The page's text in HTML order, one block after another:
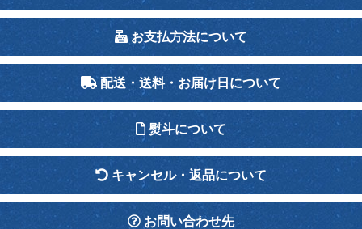
お支払方法について
配送・送料・お届け日について
熨斗について
キャンセル・返品について
お問い合わせ先